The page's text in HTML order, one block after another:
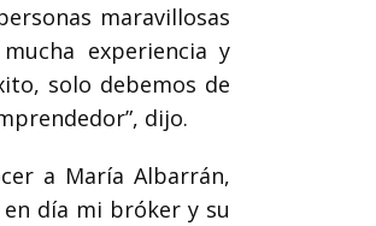
maravillosas
experiencia y
solo debemos de
dijo.
a María Albarrán,
día mi bróker y su